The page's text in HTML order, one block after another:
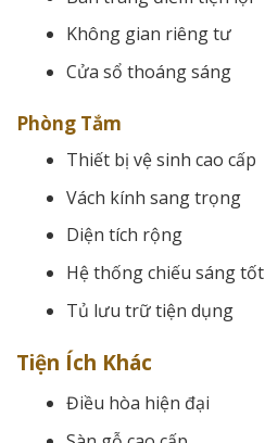
Không gian riêng tư
Cửa sổ thoáng sáng
Phòng Tắm
Thiết bị vệ sinh cao cấp
Vách kính sang trọng
Diện tích rộng
Hệ thống chiếu sáng tốt
Tủ lưu trữ tiện dụng
Tiện Ích Khác
Điều hòa hiện đại